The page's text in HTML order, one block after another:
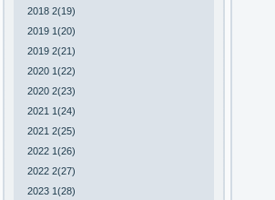
2018 2(19)
2019 1(20)
2019 2(21)
2020 1(22)
2020 2(23)
2021 1(24)
2021 2(25)
2022 1(26)
2022 2(27)
2023 1(28)